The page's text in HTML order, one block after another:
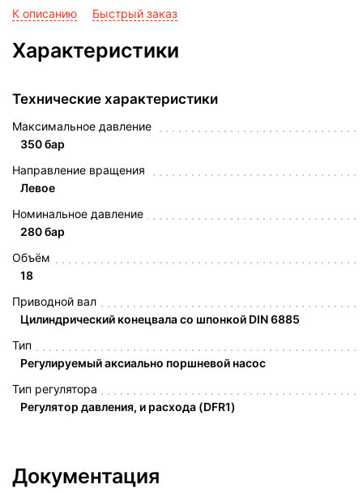
К описанию Быстрый заказ
Характеристики
Технические характеристики
Максимальное давление
350 бар
Направление вращения
Левое
Номинальное давление
280 бар
Объём
18
Приводной вал
Цилиндрический конецвала со шпонкой DIN 6885
Тип
Регулируемый аксиально поршневой насос
Тип регулятора
Регулятор давления, и расхода (DFR1)
Документация